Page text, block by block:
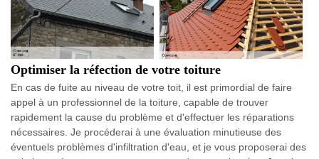
Optimiser la réfection de votre toiture
En cas de fuite au niveau de votre toit, il est primordial de faire
appel à un professionnel de la toiture, capable de trouver
rapidement la cause du problème et d'effectuer les réparations
nécessaires. Je procéderai à une évaluation minutieuse des
éventuels problèmes d'infiltration d'eau, et je vous proposerai des